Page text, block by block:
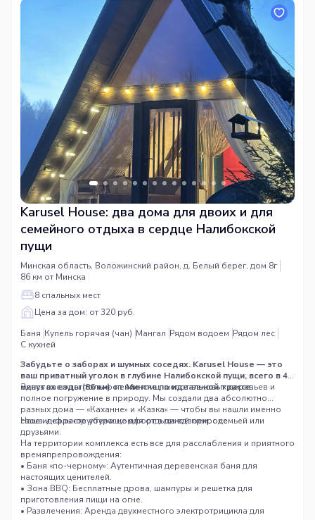
Karusel House: два дома для двоих и для
семейного отдыха в сердце Налибокской
пущи
Минская область, Воложинский район, д. Белый берег, дом 8г
86 км от Минска
8 спальных мест
Цена за дом: от 320 руб.
Баня Купель горячая (чан) Мангал Рядом водоем Рядом лес
С кухней
Забудьте о заборах и шумных соседях. Karusel House — это
ваш приватный уголок в глубине Налибокской пущи, всего в 47
минутах езды (86 км) от Минска по идеальной трассе.
Здесь вас ждет только пение птиц, шепот вековых деревьев и
полное погружение в природу. Мы создали два абсолютно
разных дома — «Каханне» и «Казка» — чтобы вы нашли именно
свое идеальное убежище для отдыха вдвоем, с семьей или
друзьями.
Наша инфраструктура: комфорт в дикой природе
На территории комплекса есть все для расслабления и приятного
времяпрепровождения:
• Баня «по-черному»: Аутентичная деревенская баня для
настоящих ценителей.
• Зона BBQ: Бесплатные дрова, шампуры и решетка для
приготовления пищи на огне.
• Развлечения: Аренда двухместного электротрицикла для